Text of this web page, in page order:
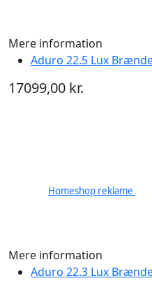
Mere information
Aduro 22.5 Lux
17099,00 kr.
Homeshop reklame
Mere information
Aduro 22.3 Lux